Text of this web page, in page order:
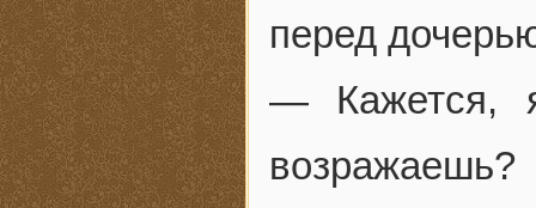
перед
— Кажется,
возражаешь?